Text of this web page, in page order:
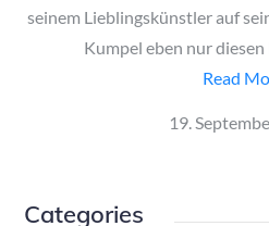
seinem Lieblingskünstler auf
Kumpel eben nur
Read
Posted
19.
Categories